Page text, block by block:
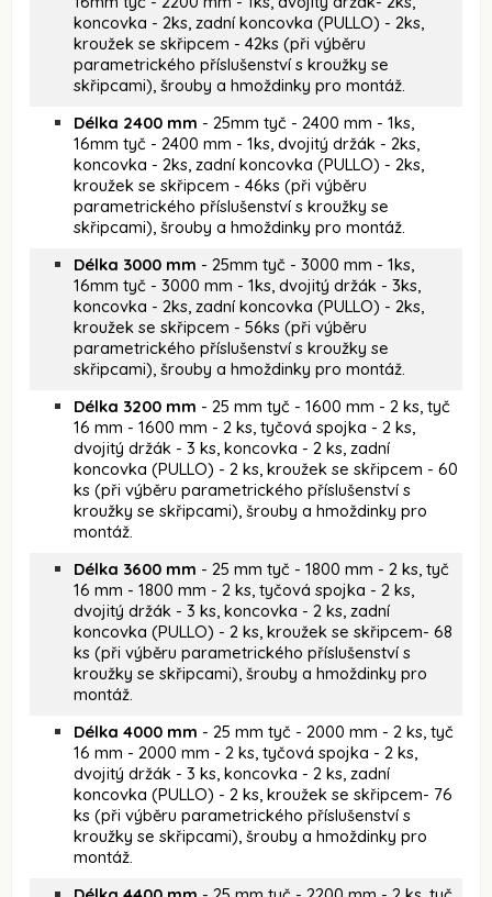
koncovka - 2ks, zadní koncovka (PULLO) - 2ks,
kroužek se skřipcem - 42ks (při výběru
parametrického příslušenství s kroužky se
skřipcami), šrouby a hmoždinky pro montáž.
Délka 2400 mm - 25mm tyč - 2400 mm - 1ks,
16mm tyč - 2400 mm - 1ks, dvojitý držák - 2ks,
koncovka - 2ks, zadní koncovka (PULLO) - 2ks,
kroužek se skřipcem - 46ks (při výběru
parametrického příslušenství s kroužky se
skřipcami), šrouby a hmoždinky pro montáž.
Délka 3000 mm - 25mm tyč - 3000 mm - 1ks,
16mm tyč - 3000 mm - 1ks, dvojitý držák - 3ks,
koncovka - 2ks, zadní koncovka (PULLO) - 2ks,
kroužek se skřipcem - 56ks (při výběru
parametrického příslušenství s kroužky se
skřipcami), šrouby a hmoždinky pro montáž.
Délka 3200 mm - 25 mm tyč - 1600 mm - 2 ks, tyč
16 mm - 1600 mm - 2 ks, tyčová spojka - 2 ks,
dvojitý držák - 3 ks, koncovka - 2 ks, zadní
koncovka (PULLO) - 2 ks, kroužek se skřipcem - 60
ks (při výběru parametrického příslušenství s
kroužky se skřipcami), šrouby a hmoždinky pro
montáž.
Délka 3600 mm - 25 mm tyč - 1800 mm - 2 ks, tyč
16 mm - 1800 mm - 2 ks, tyčová spojka - 2 ks,
dvojitý držák - 3 ks, koncovka - 2 ks, zadní
koncovka (PULLO) - 2 ks, kroužek se skřipcem- 68
ks (při výběru parametrického příslušenství s
kroužky se skřipcami), šrouby a hmoždinky pro
montáž.
Délka 4000 mm - 25 mm tyč - 2000 mm - 2 ks, tyč
16 mm - 2000 mm - 2 ks, tyčová spojka - 2 ks,
dvojitý držák - 3 ks, koncovka - 2 ks, zadní
koncovka (PULLO) - 2 ks, kroužek se skřipcem- 76
ks (při výběru parametrického příslušenství s
kroužky se skřipcami), šrouby a hmoždinky pro
montáž.